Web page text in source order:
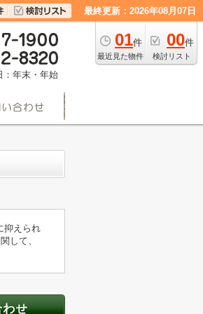
最終更新：2026年08月07日
01件
最近見た物件
00件
検討リスト
：年末・年始
抑えられ
して、